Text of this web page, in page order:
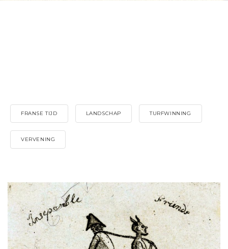
FRANSE TIJD LANDSCHAP TURFWINNING
VERVENING